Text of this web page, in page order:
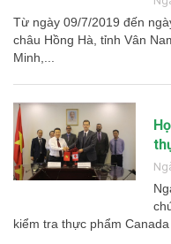
Từ ngày 09/7/2019 đến
châu Hồng Hà, tỉnh Vân
Minh,...
kiểm tra thực phẩm